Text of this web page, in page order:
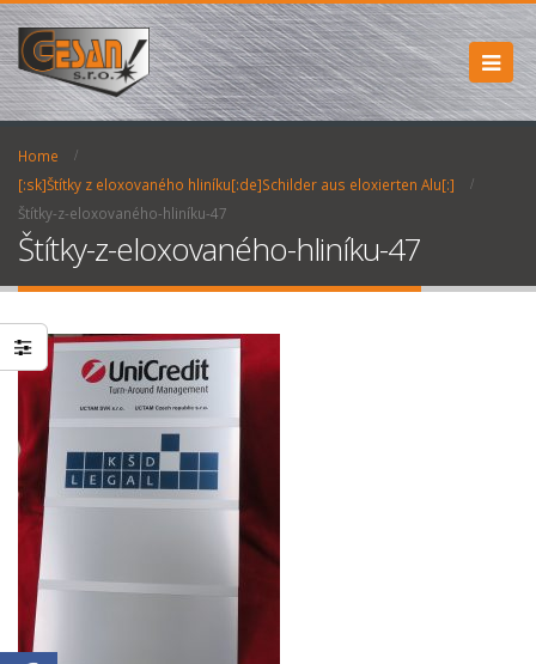
Home
[:sk]Štítky z eloxovaného hliníku[:de]Schilder aus eloxierten Alu[:]
Štítky-z-eloxovaného-hliníku-47
Štítky-z-eloxovaného-hliníku-47